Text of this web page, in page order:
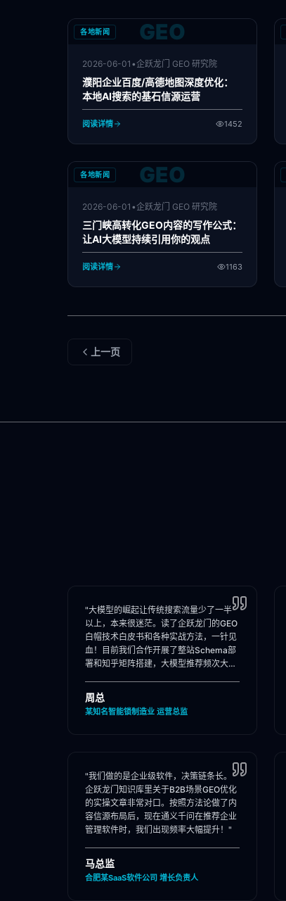
各地新闻 GEO
2026-06-01 •企跃龙门 GEO 研究院
濮阳企业百度/高德地图深度优化：
本地AI搜索的基石信源运营
阅读详情 1452
各地新闻 GEO
2026-06-01 •企跃龙门 GEO 研究院
三门峡高转化GEO内容的写作公式：
让AI大模型持续引用你的观点
阅读详情 1163
上一页
"大模型的崛起让传统搜索流量少了一半
以上，本来很迷茫。读了企跃龙门的GEO
白帽技术白皮书和各种实战方法，一针见
血！目前我们合作开展了整站Schema部
署和知乎矩阵搭建，大模型推荐频次大
周总
某知名智能锁制造业 运营总监
"我们做的是企业级软件，决策链条长。
企跃龙门知识库里关于B2B场景GEO优化
的实操文章非常对口。按照方法论做了内
容信源布局后，现在通义千问在推荐企业
管理软件时，我们出现频率大幅提升！"
马总监
合肥某SaaS软件公司 增长负责人